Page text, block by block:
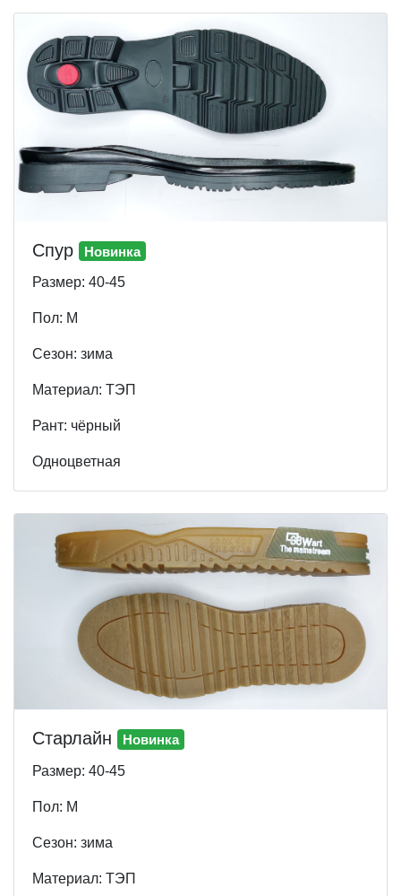
Спур Новинка
Размер: 40-45
Пол: М
Cезон: зима
Материал: ТЭП
Рант: чёрный
Одноцветная
Старлайн Новинка
Размер: 40-45
Пол: М
Cезон: зима
Материал: ТЭП